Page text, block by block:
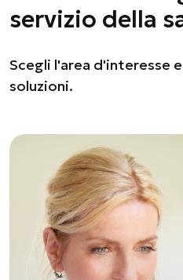
servizio della
Scegli l'area d'interesse
soluzioni.